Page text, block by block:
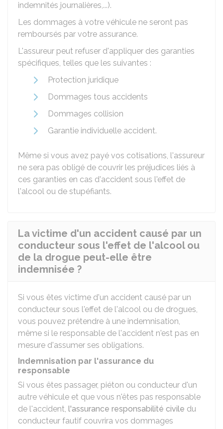
indemnités journalières,...).
Les dommages à votre véhicule ne seront pas
remboursés par votre assurance.
L'assureur peut refuser d'appliquer des garanties
spécifiques, telles que les suivantes :
Protection juridique
Dommages tous accidents
Dommages collision
Garantie individuelle accident.
Même si vous avez payé vos cotisations, l'assureur
ne sera pas obligé de couvrir les préjudices liés à
ces garanties en cas d'accident sous l'effet de
l'alcool ou de stupéfiants.
La victime d'un accident causé par un
conducteur sous l'effet de l'alcool ou
de la drogue peut-elle être
indemnisée ?
Si vous êtes victime d'un accident causé par un
conducteur sous l'effet de l'alcool ou de drogues,
vous pouvez prétendre à une indemnisation,
même si le responsable de l'accident n'est pas en
mesure d'assumer ses obligations.
Indemnisation par l'assurance du
responsable
Si vous êtes passager, piéton ou conducteur d'un
autre véhicule et que vous n'êtes pas responsable
de l'accident, l'assurance responsabilité civile du
conducteur fautif couvrira vos dommages